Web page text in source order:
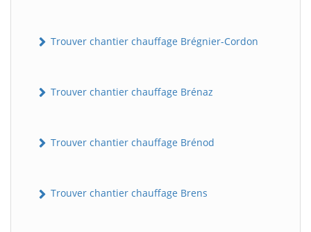
Trouver chantier chauffage Brégnier-Cordon
Trouver chantier chauffage Brénaz
Trouver chantier chauffage Brénod
Trouver chantier chauffage Brens